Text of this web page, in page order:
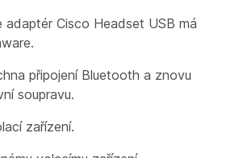
adaptér Cisco Headset USB má
připojení Bluetooth a znovu
soupravu.
zařízení.